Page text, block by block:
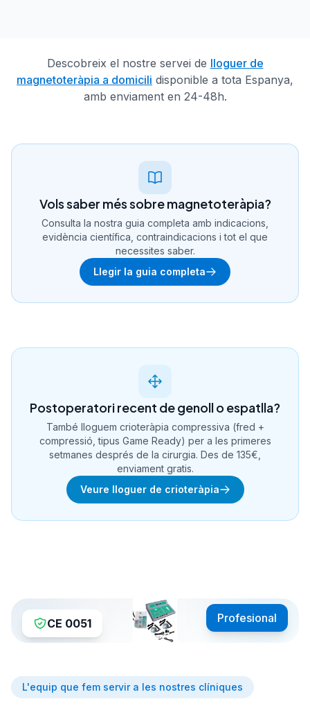
Descobreix el nostre servei de lloguer de
magnetoteràpia a domicili disponible a tota Espanya,
amb enviament en 24-48h.
Vols saber més sobre magnetoteràpia?
Consulta la nostra guia completa amb indicacions,
evidència científica, contraindicacions i tot el que
necessites saber.
Llegir la guia completa
Postoperatori recent de genoll o espatlla?
També lloguem crioteràpia compressiva (fred +
compressió, tipus Game Ready) per a les primeres
setmanes després de la cirurgia. Des de 135€,
enviament gratis.
Veure lloguer de crioteràpia
CE 0051 Profesional
L'equip que fem servir a les nostres clíniques